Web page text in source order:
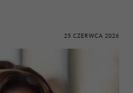
25 CZERWCA 2026